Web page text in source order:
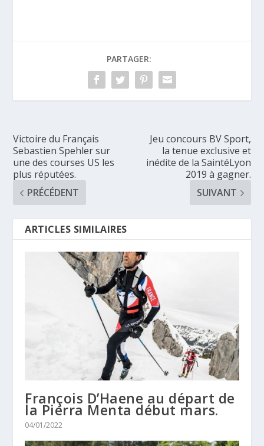
PARTAGER:
Victoire du Français
Sebastien Spehler sur
une des courses US les
plus réputées.
PRÉCÉDENT
Jeu concours BV Sport,
la tenue exclusive et
inédite de la SaintéLyon
2019 à gagner.
SUIVANT
ARTICLES SIMILAIRES
François D’Haene au départ de
la Pierra Menta début mars.
04/01/2022